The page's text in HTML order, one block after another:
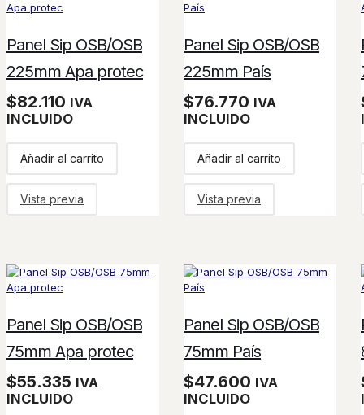
Panel Sip OSB/OSB
225mm Apa protec
$82.110 IVA
INCLUIDO
Añadir al carrito
Vista previa
Panel Sip OSB/OSB
225mm País
$76.770 IVA
INCLUIDO
Añadir al carrito
Vista previa
Panel Sip OSB/OSB
75mm Apa protec
$55.335 IVA
INCLUIDO
Panel Sip OSB/OSB
75mm País
$47.600 IVA
INCLUIDO